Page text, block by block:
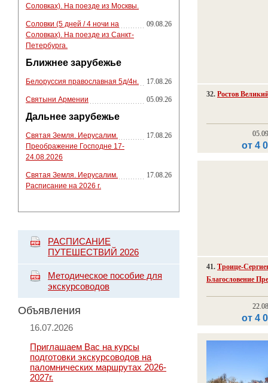
Соловках). На поезде из Москвы.
Соловки (5 дней / 4 ночи на
Соловках). На поезде из Санкт-
Петербурга.
09.08.26
Ближнее зарубежье
Белоруссия православная 5д/4н. 17.08.26
Святыни Армении 05.09.26
Дальнее зарубежье
Святая Земля. Иерусалим.
Преображение Господне 17-
24.08.2026
17.08.26
Святая Земля. Иерусалим.
Расписание на 2026 г.
17.08.26
РАСПИСАНИЕ
ПУТЕШЕСТВИЙ 2026
Методическое пособие для
экскурсоводов
Объявления
16.07.2026
Приглашаем Вас на курсы
подготовки экскурсоводов на
паломнических маршрутах 2026-
2027г.
32. Ростов
от 4
41. Троице-
Благословение
от 4